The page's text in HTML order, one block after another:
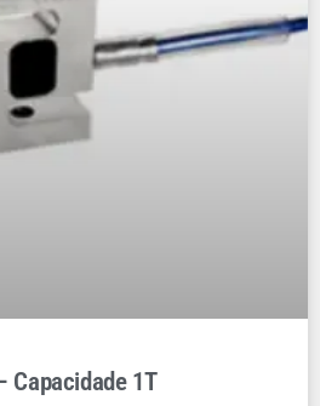
Capacidade 1T